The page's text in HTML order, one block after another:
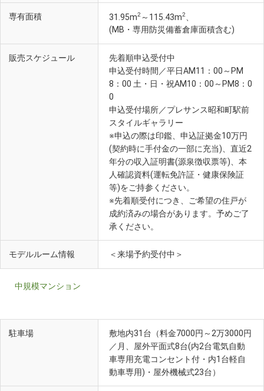
専有面積 31.95m2 ～115.43m2
(MB・専用防災備蓄倉庫面積含む)
販売スケジュール
先着順申込受付中
申込受付時間／平日AM11：00～PM
8：00 土・日・祝AM10：00～PM8：0
0
申込受付場所／プレサンス昭和町駅前
スタイルギャラリー
※申込の際は印鑑、申込証拠金10万円
(契約時に手付金の一部に充当)、直近2
年分の収入証明書(源泉徴収票等)、本
人確認資料(運転免許証・健康保険証
等)をご持参ください。
※先着順受付につき、ご希望の住戸が
成約済みの場合があります。予めご了
承ください。
モデルルーム情報 ＜来場予約受付中＞
中規模マンション
駐車場
敷地内31台（料金7000円～2万3000円
／月、屋外平面式8台(内2台電気自動
車専用充電コンセント付・内1台軽自
動車専用)・屋外機械式23台）